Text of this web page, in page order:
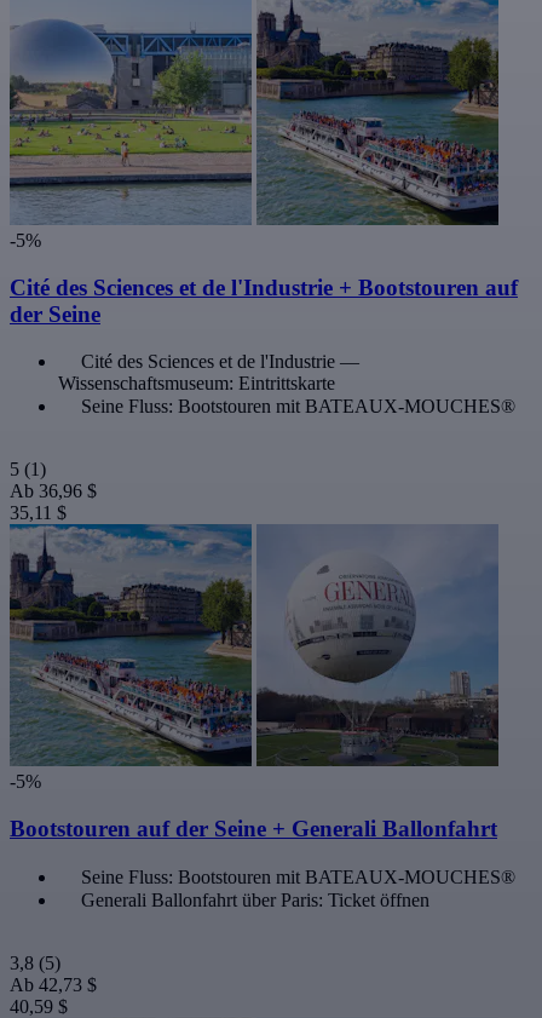
-5%
Cité des Sciences et de l'Industrie + Bootstouren auf
der Seine
Cité des Sciences et de l'Industrie —
Wissenschaftsmuseum: Eintrittskarte
Seine Fluss: Bootstouren mit BATEAUX-MOUCHES®
5 (1)
Ab 36,96 $
35,11 $
-5%
Bootstouren auf der Seine + Generali Ballonfahrt
Seine Fluss: Bootstouren mit BATEAUX-MOUCHES®
Generali Ballonfahrt über Paris: Ticket öffnen
3,8 (5)
Ab 42,73 $
40,59 $